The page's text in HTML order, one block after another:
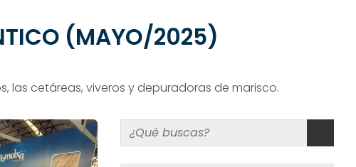
(MAYO/2025)
las cetáreas, viveros y depuradoras de marisco.